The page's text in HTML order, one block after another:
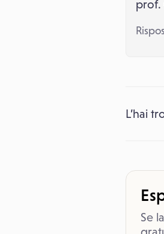
prof.
L’hai
Se